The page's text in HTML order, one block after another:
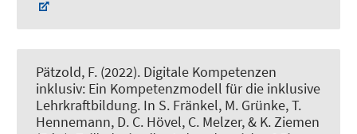
Pätzold, F. (2022). Digitale Kompetenzen
inklusiv: Ein Kompetenzmodell für die inklusive
Lehrkraftbildung. In S. Fränkel, M. Grünke, T.
Hennemann, D. C. Hövel, C. Melzer, & K. Ziemen